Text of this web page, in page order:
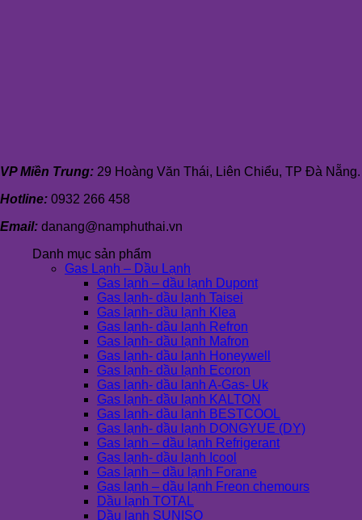
VP Miền Trung: 29 Hoàng Văn Thái, Liên Chiểu, TP Đà Nẵng.
Hotline: 0932 266 458
Email: danang@namphuthai.vn
Danh mục sản phẩm
Gas Lạnh – Dầu Lạnh
Gas lạnh – dầu lạnh Dupont
Gas lạnh- dầu lạnh Taisei
Gas lạnh- dầu lạnh Klea
Gas lạnh- dầu lạnh Refron
Gas lạnh- dầu lạnh Mafron
Gas lạnh- dầu lạnh Honeywell
Gas lạnh- dầu lạnh Ecoron
Gas lạnh- dầu lạnh A-Gas- Uk
Gas lạnh- dầu lạnh KALTON
Gas lạnh- dầu lạnh BESTCOOL
Gas lạnh- dầu lạnh DONGYUE (DY)
Gas lạnh – dầu lạnh Refrigerant
Gas lạnh- dầu lạnh Icool
Gas lạnh – dầu lạnh Forane
Gas lạnh – dầu lạnh Freon chemours
Dầu lạnh TOTAL
Dầu lạnh SUNISO